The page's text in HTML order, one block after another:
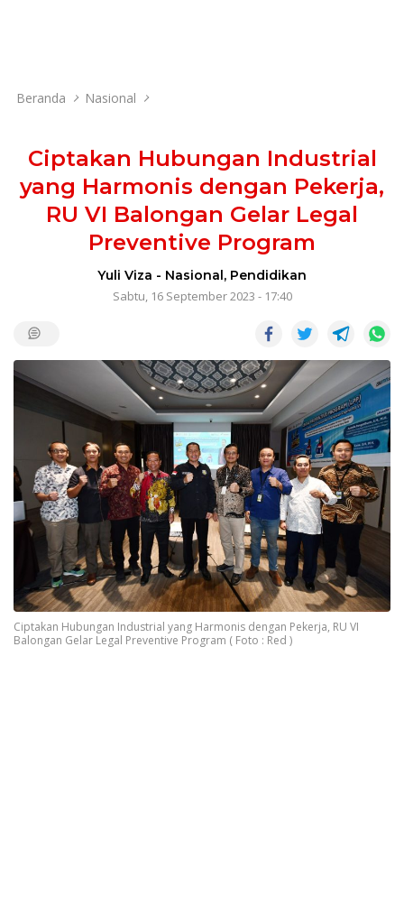
Beranda Nasional
Ciptakan Hubungan Industrial
yang Harmonis dengan Pekerja,
RU VI Balongan Gelar Legal
Preventive Program
Yuli Viza - Nasional, Pendidikan
Sabtu, 16 September 2023 - 17:40
Ciptakan Hubungan Industrial yang Harmonis dengan Pekerja, RU VI
Balongan Gelar Legal Preventive Program ( Foto : Red )